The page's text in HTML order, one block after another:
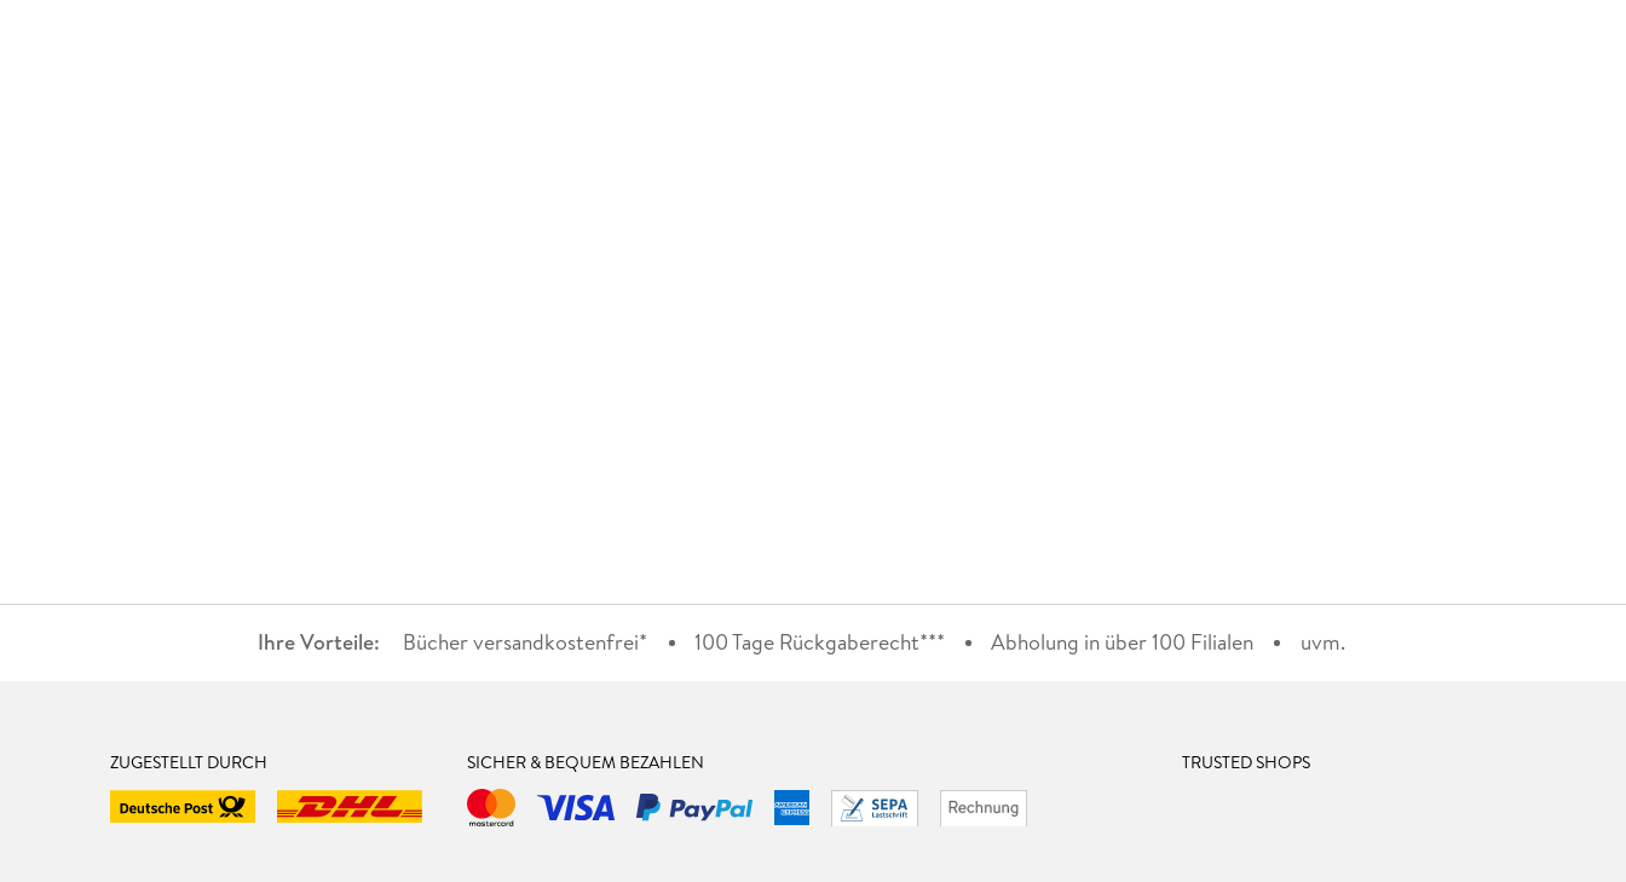
Ihre Vorteile: Bücher versandkostenfrei* 100 Tage Rückgaberecht*** Abholung in über 100 Filialen uvm.
ZUGESTELLT DURCH SICHER & BEQUEM BEZAHLEN TRUSTED SHOPS